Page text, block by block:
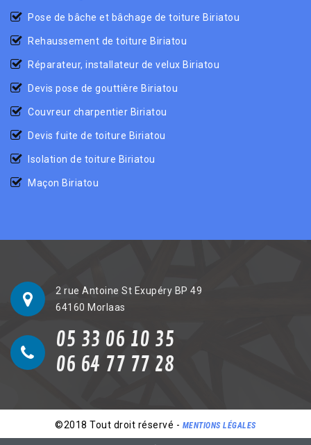
Pose de bâche et bâchage de toiture Biriatou
Rehaussement de toiture Biriatou
Réparateur, installateur de velux Biriatou
Devis pose de gouttière Biriatou
Couvreur charpentier Biriatou
Devis fuite de toiture Biriatou
Isolation de toiture Biriatou
Maçon Biriatou
2 rue Antoine St Exupéry BP 49
64160 Morlaas
05 33 06 10 35
06 64 77 77 28
©2018 Tout droit réservé - MENTIONS LÉGALES